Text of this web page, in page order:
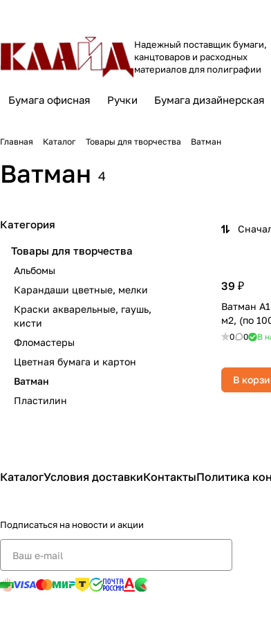
Надежный поставщик бумаги,
канцтоваров и расходных
материалов для полиграфии
Бумага офисная Ручки Бумага дизайнерская
Главная Каталог Товары для творчества Ватман
Ватман 4
39 ₽
Ватман
м2, (по
0 0 В
В
Категория
Товары для творчества
Альбомы
Карандаши цветные, мелки
Краски акварельные, гаушь,
кисти
Фломастеры
Цветная бумага и картон
Ватман
Пластилин
КаталогУсловия доставкиКонтактыПолитика
Подписаться на новости и акции